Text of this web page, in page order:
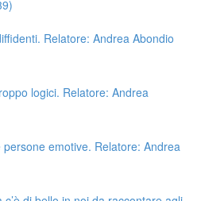
Relatore: Andrea Abondio
logici. Relatore: Andrea
emotive. Relatore: Andrea